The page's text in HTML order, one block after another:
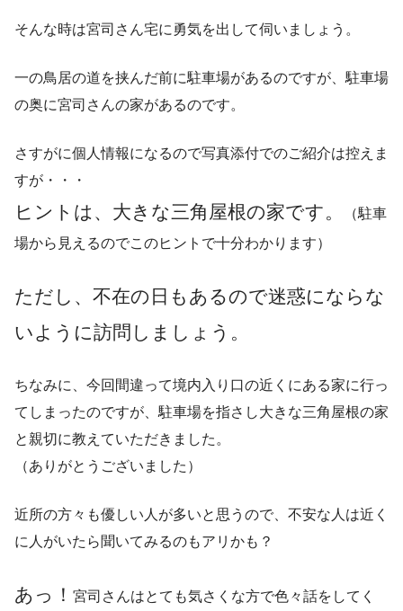
そんな時は宮司さん宅に勇気を出して伺いましょう。
一の鳥居の道を挟んだ前に駐車場があるのですが、駐車場
の奥に宮司さんの家があるのです。
さすがに個人情報になるので写真添付でのご紹介は控えま
すが・・・
ヒントは、大きな三角屋根の家です。
（駐車
場から見えるのでこのヒントで十分わかります）
ただし、不在の日もあるので迷惑にならな
いように訪問しましょう。
ちなみに、今回間違って境内入り口の近くにある家に行っ
てしまったのですが、駐車場を指さし大きな三角屋根の家
と親切に教えていただきました。
（ありがとうございました）
近所の方々も優しい人が多いと思うので、不安な人は近く
に人がいたら聞いてみるのもアリかも？
あっ！ 宮司さんはとても気さくな方で色々話をしてく